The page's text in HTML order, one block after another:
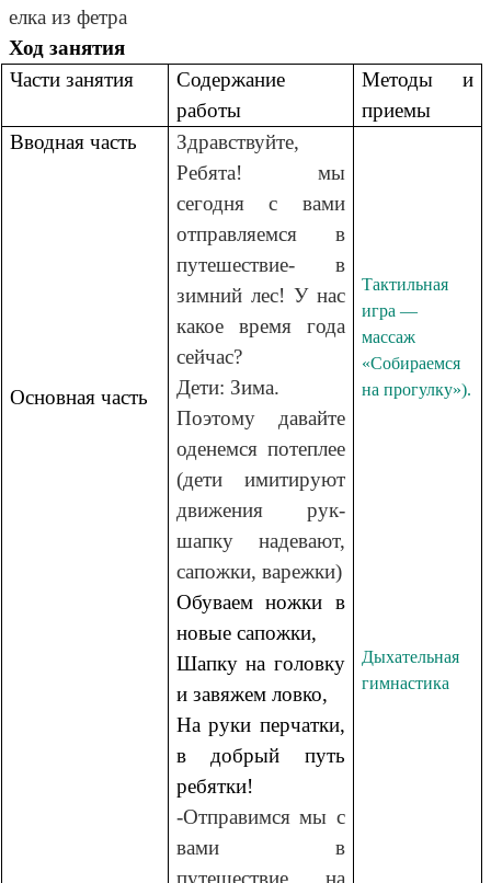
елка из фетра
Ход занятия
Части занятия
Содержание
работы
Методы и
приемы
Вводная часть
Основная часть
Здравствуйте,
Ребята! мы
сегодня с вами
отправляемся в
путешествие- в
зимний лес! У нас
какое время года
сейчас?
Дети: Зима.
Поэтому давайте
оденемся потеплее
(дети имитируют
движения рук-
шапку надевают,
сапожки, варежки)
Обуваем ножки в
новые сапожки,
Шапку на головку
и завяжем ловко,
На руки перчатки,
в добрый путь
ребятки!
-Отправимся мы с
вами в
путешествие на
Тактильная
игра —
массаж
«Собираемся
на прогулку»).
Дыхательная
гимнастика